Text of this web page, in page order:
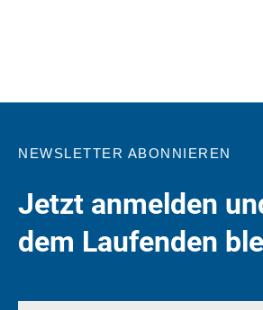
NEWSLETTER ABONNIEREN
Jetzt anmelden
dem Laufenden